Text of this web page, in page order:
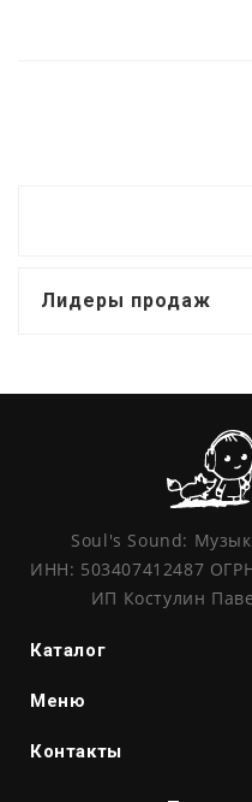
Лидеры продаж
Soul's Sound:
ИНН: 503407412487
ИП Костулин
Каталог
Меню
Контакты